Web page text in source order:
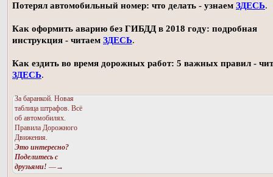
Потерял автомобильный номер: что делать - узнаем ЗДЕСЬ.
Как оформить аварию без ГИБДД в 2018 году: подробная
инструкция - читаем ЗДЕСЬ.
Как ездить во время дорожных работ: 5 важных правил -
ЗДЕСЬ.
За баранкой. Новая
таблица штрафов. Всё
об автомобилях.
Правила Дорожного
Движения.
Это интересно?
Поделитесь с
друзьями! —→